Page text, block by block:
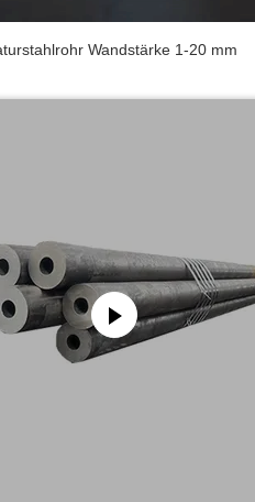
Wandstärke 1-20 mm